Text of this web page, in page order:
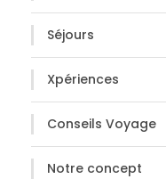
Séjours
Xpériences
Conseils Voyage
Notre concept